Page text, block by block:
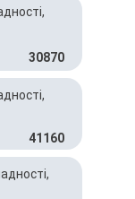
30870
41160